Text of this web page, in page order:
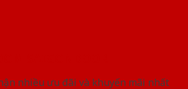
nhiều ưu đãi và khuyến mãi nhất